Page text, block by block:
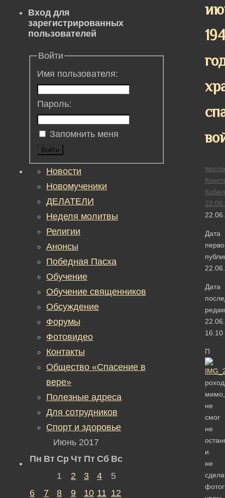
Дата
Дата
16:10
П
мимо,
не
смог
не
и
не
Вход для
зарегистрированных
пользователей
Войти
Имя пользователя:
Пароль:
Запомнить меня
Войти
Новости
Новомученики
ДЕЛАТЕЛИ
Неделя молитвы
Религии
Анонсы
Победная Пасха
Обучение
Обучение священников
Обсуждение
Форумы
Фотовидео
Контакты
Общество «Спасение в
вере»
Полезные адреса
Для сотрудников
Спорт и здоровье
Июнь 2017
Пн Вт Ср Чт Пт Сб Вс
1
2 3 4
5
6
7 8 9 10 11 12